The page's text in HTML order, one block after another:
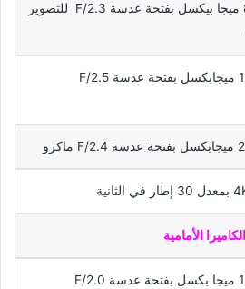
الثانية بدقة 8 ميجا بيكسل بفتحة عدسة F/2.3 للتصوير
الثالثة بدقة 12 ميجابكسل بفتحة عدسة F/2.5
الكاميرا الأمامية